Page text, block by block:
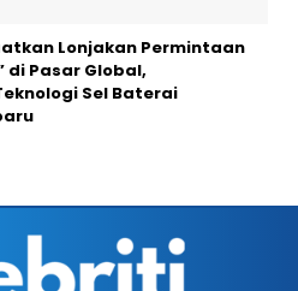
Lonjakan Permintaan
di Pasar Global,
Sel Baterai